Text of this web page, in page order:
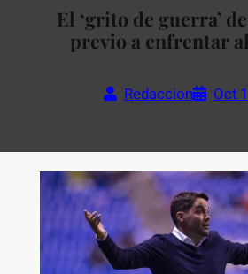
El ‘grito de guerra’
previo a enfrentar
Redaccion Oct